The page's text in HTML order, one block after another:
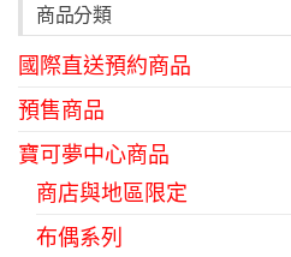
商品分類
國際直送預約商品
預售商品
寶可夢中心商品
商店與地區限定
布偶系列